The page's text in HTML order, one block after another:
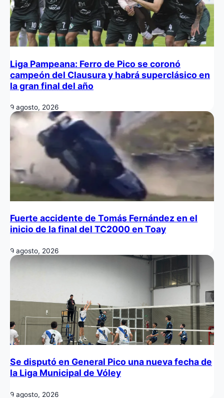
Liga Pampeana: Ferro de Pico se coronó
campeón del Clausura y habrá superclásico en
la gran final del año
9 agosto, 2026
Fuerte accidente de Tomás Fernández en el
inicio de la final del TC2000 en Toay
9 agosto, 2026
Se disputó en General Pico una nueva fecha de
la Liga Municipal de Vóley
9 agosto, 2026